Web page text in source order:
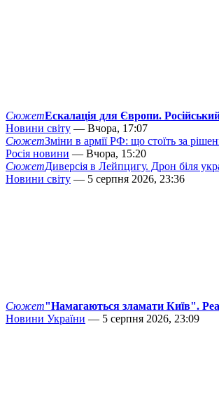
СюжетЕскалація для Європи.
Новини світу — Вчора, 17:07
СюжетЗміни в армії РФ: що стоїть за
Росія новини — Вчора, 15:20
СюжетДиверсія в Лейпцигу. Дрон біля
Новини світу — 5 серпня 2026, 23:36
Сюжет"Намагаються зламати Київ".
Новини України — 5 серпня 2026, 23:09